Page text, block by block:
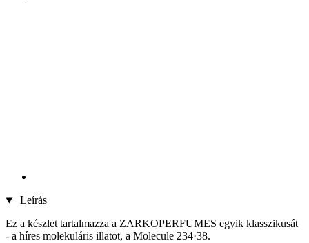
Leírás
Ez a készlet tartalmazza a ZARKOPERFUMES egyik klasszikusát
- a híres molekuláris illatot, a Molecule 234·38.